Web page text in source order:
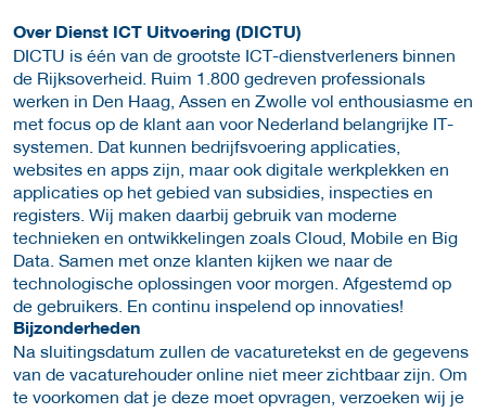
Over Dienst ICT Uitvoering (DICTU)
DICTU is één van de grootste ICT-dienstverleners binnen
de Rijksoverheid. Ruim 1.800 gedreven professionals
werken in Den Haag, Assen en Zwolle vol enthousiasme en
met focus op de klant aan voor Nederland belangrijke IT-
systemen. Dat kunnen bedrijfsvoering applicaties,
websites en apps zijn, maar ook digitale werkplekken en
applicaties op het gebied van subsidies, inspecties en
registers. Wij maken daarbij gebruik van moderne
technieken en ontwikkelingen zoals Cloud, Mobile en Big
Data. Samen met onze klanten kijken we naar de
technologische oplossingen voor morgen. Afgestemd op
de gebruikers. En continu inspelend op innovaties!
Bijzonderheden
Na sluitingsdatum zullen de vacaturetekst en de gegevens
van de vacaturehouder online niet meer zichtbaar zijn. Om
te voorkomen dat je deze moet opvragen, verzoeken wij je